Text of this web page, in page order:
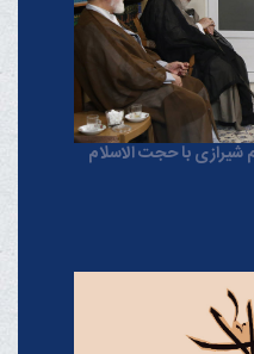
شیرازی با حجت الاسلام